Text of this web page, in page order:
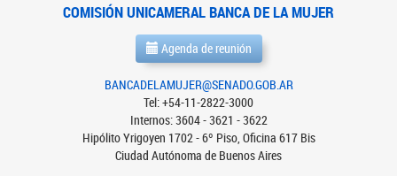
COMISIÓN UNICAMERAL BANCA DE LA MUJER
Agenda de reunión
BANCADELAMUJER@SENADO.GOB.AR
Tel: +54-11-2822-3000
Internos: 3604 - 3621 - 3622
Hipólito Yrigoyen 1702 - 6º Piso, Oficina 617 Bis
Ciudad Autónoma de Buenos Aires